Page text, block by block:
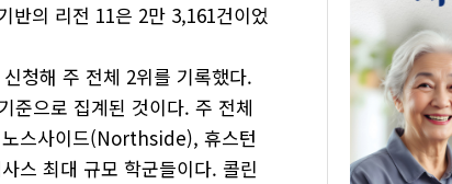
반의 리전 11은 2만 3,161건이었
청해 주 전체 2위를 기록했다.
준으로 집계된 것이다. 주 전체
스사이드(Northside), 휴스턴
스 최대 규모 학군들이다. 콜린